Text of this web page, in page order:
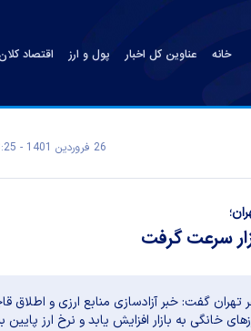
خانه عناوین کل اخبار پول و ارز اقتصاد
26 فروردين 1401 - 13:25
سرعت گرفت
گفت: خبر آزادسازی منابع ارزی و اطلاق
به بازار افزایش یابد و نرخ ارز پایین